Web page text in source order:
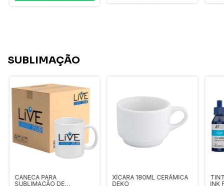
SUBLIMAÇÃO
CANECA PARA
SUBLIMAÇÃO DE
XÍCARA 180ML CERÂMICA
DEKO
INK